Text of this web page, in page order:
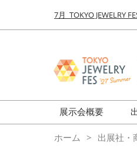
キ
し
て
む
to
7月_TOKYO JEWELRY
展示会概要
前回来場者数
ホーム 出展社・